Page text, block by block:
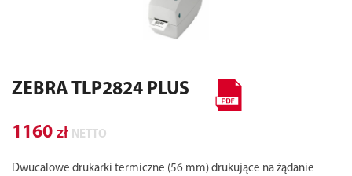
ZEBRA TLP2824 PLUS
1160 zł NETTO
Dwucalowe drukarki termiczne (56 mm) drukujące na żądanie